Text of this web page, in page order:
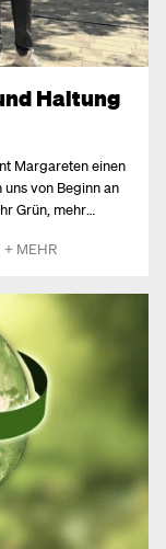
Haltung
Margareten einen
von Beginn an
Grün, mehr
+ MEHR